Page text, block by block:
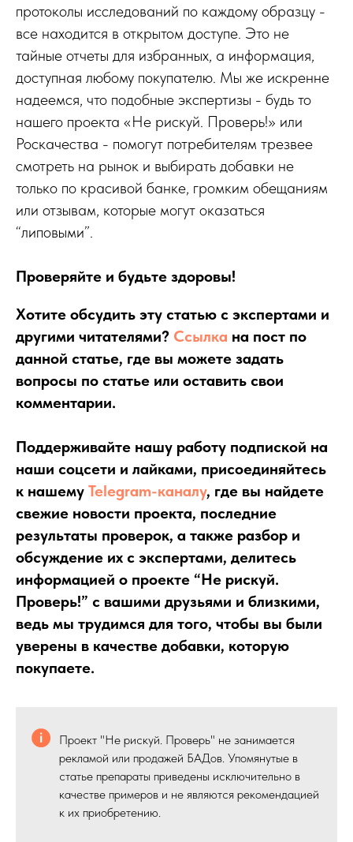
протоколы исследований по каждому образцу -
все находится в открытом доступе. Это не
тайные отчеты для избранных, а информация,
доступная любому покупателю. Мы же искренне
надеемся, что подобные экспертизы - будь то
нашего проекта «Не рискуй. Проверь!» или
Роскачества - помогут потребителям трезвее
смотреть на рынок и выбирать добавки не
только по красивой банке, громким обещаниям
или отзывам, которые могут оказаться
“липовыми”.
Проверяйте и будьте здоровы!
Хотите обсудить эту статью с экспертами и
другими читателями? Ссылка на пост по
данной статье, где вы можете задать
вопросы по статье или оставить свои
комментарии.
Поддерживайте нашу работу подпиской на
наши соцсети и лайками, присоединяйтесь
к нашему Telegram-каналу, где вы найдете
свежие новости проекта, последние
результаты проверок, а также разбор и
обсуждение их с экспертами, делитесь
информацией о проекте “Не рискуй.
Проверь!” с вашими друзьями и близкими,
ведь мы трудимся для того, чтобы вы были
уверены в качестве добавки, которую
покупаете.
Проект "Не рискуй. Проверь" не занимается
рекламой или продажей БАДов. Упомянутые в
статье препараты приведены исключительно в
качестве примеров и не являются рекомендацией
к их приобретению.